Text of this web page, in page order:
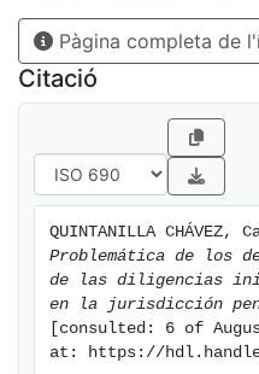
Pàgina completa de
Citació
Problemática de los
de las diligencias
en la jurisdicción
[consulted: 6 of
at: https://